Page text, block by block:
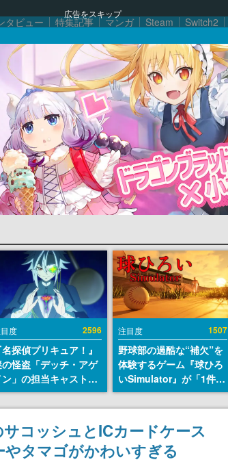
広告をスキップ
タビュー 特集記事 マンガ Steam Switch2
度 2596
名探偵プリキュア！』
怪盗「デッチ・アゲ
ン」の担当キャストは
滉平さんと判明。
ゼロから始める異
世界生活』オットー役、
プノシスマイク』山
郎役など
注目度 1507
野球部の過酷な“補欠”を
体験するゲーム『球ひろ
いSimulator』が「1件」
のウィッシュリストをも
とにチェコ語に対応し
SNSで話題に。『キング
ダム・カム』開発元やチ
ェコのプロ野球選手から
コッシュとICカードケース
タマゴがかわいすぎる